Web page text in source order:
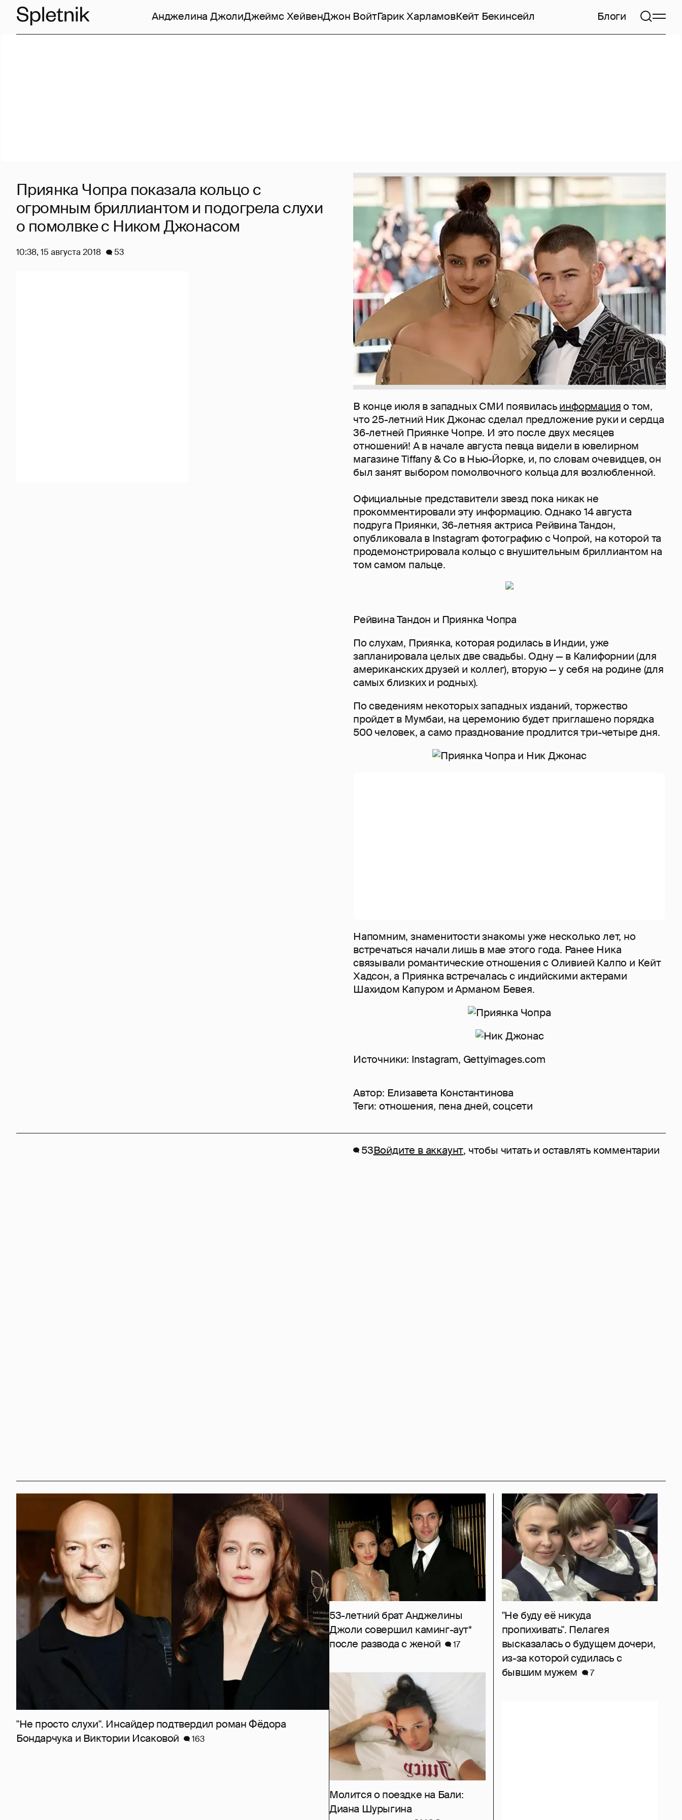
Анджелина ДжолиДжеймс ХейвенДжон ВойтГарик ХарламовКейт Бекинсейл Блоги
В конце июля в западных СМИ появиласьинформацияо том,
что 25-летний Ник Джонас сделал предложение руки и сердца
36-летней Приянке Чопре. И это после двух месяцев
отношений! А в начале августа певца видели в ювелирном
магазине Tiffany & Co в Нью-Йорке, и, по словам очевидцев, он
был занят выбором помолвочного кольца для возлюбленной.
Официальные представители звезд пока никак не
прокомментировали эту информацию. Однако 14 августа
подруга Приянки, 36-летняя актриса Рейвина Тандон,
опубликовала в Instagram фотографию с Чопрой, на которой та
продемонстрировала кольцо с внушительным бриллиантом на
том самом пальце.
Рейвина Тандон и Приянка Чопра
По слухам, Приянка, которая родилась в Индии, уже
запланировала целых две свадьбы. Одну — в Калифорнии (для
американских друзей и коллег), вторую — у себя на родине (для
самых близких и родных).
По сведениям некоторых западных изданий, торжество
пройдет в Мумбаи, на церемонию будет приглашено порядка
500 человек, а само празднование продлится три-четыре дня.
Напомним, знаменитости знакомы уже несколько лет, но
встречаться начали лишь в мае этого года. Ранее Ника
связывали романтические отношения с Оливией Калпо и Кейт
Хадсон, а Приянка встречалась с индийскими актерами
Шахидом Капуром и Арманом Бевея.
Источники: Instagram, Gettyimages.com
Автор: Елизавета Константинова
Теги: отношения, пена дней,соцсети
Приянка Чопра показала кольцо с
огромным бриллиантом и подогрела слухи
о помолвке с Ником Джонасом
10:38, 15 августа 2018 53
53Войдите в аккаунт, чтобы читать и оставлять комментарии
"Не просто слухи". Инсайдер подтвердил роман Фёдора
Бондарчука и Виктории Исаковой
163
53-летний брат Анджелины
Джоли совершил каминг-аут*
после развода с женой
17
"Не буду её никуда
пропихивать". Пелагея
высказалась о будущем дочери,
из-за которой судилась с
бывшим мужем
7
Молится о поездке на Бали:
Диана Шурыгина